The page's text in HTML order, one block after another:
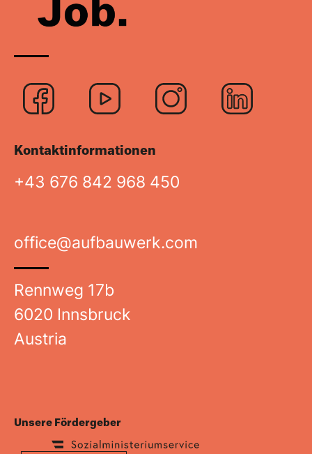
Logo
Facebook
Logo
Youtube
LogoLogo
Kontaktinformationen
+43 676 842 968 450
office@aufbauwerk.com
Rennweg 17b
6020 Innsbruck
Austria
Unsere Fördergeber